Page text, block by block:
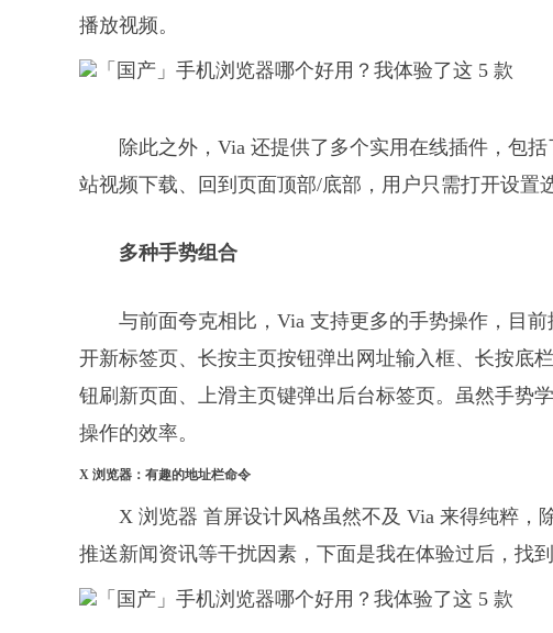
播放视频。
除此之外，Via 还提供了多个实用在线插件，包
站视频下载、回到页面顶部/底部，用户只需打开设置
多种手势组合
与前面夸克相比，Via 支持更多的手势操作，目
开新标签页、长按主页按钮弹出网址输入框、长按底
钮刷新页面、上滑主页键弹出后台标签页。虽然手势
操作的效率。
X 浏览器：有趣的地址栏命令
X 浏览器 首屏设计风格虽然不及 Via 来得纯粹，
推送新闻资讯等干扰因素，下面是我在体验过后，找